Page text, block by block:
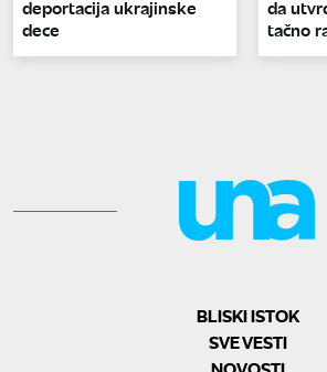
deportacija ukrajinske
dece
da
tačno
BLISKI ISTOK
SVE VESTI